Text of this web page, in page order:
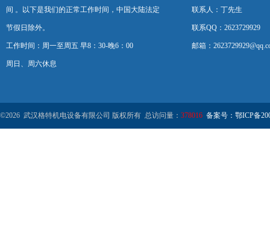
间 。以下是我们的正常工作时间，中国大陆法定
节假日除外。
工作时间：周一至周五 早8：30-晚6：00
周日、周六休息
联系人：丁先生
联系QQ：2623729929
邮箱：
©2026 武汉格特机电设备有限公司 版权所有 总访问量： 378016 备案号：鄂ICP备